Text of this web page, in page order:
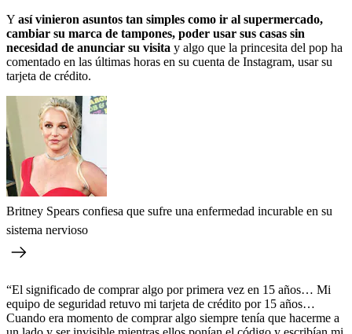
Y así vinieron asuntos tan simples como ir al supermercado,
cambiar su marca de tampones, poder usar sus casas sin
necesidad de anunciar su visita y algo que la princesita del pop ha
comentado en las últimas horas en su cuenta de Instagram, usar su
tarjeta de crédito.
Britney Spears confiesa que sufre una enfermedad incurable en su
sistema nervioso
“El significado de comprar algo por primera vez en 15 años… Mi
equipo de seguridad retuvo mi tarjeta de crédito por 15 años…
Cuando era momento de comprar algo siempre tenía que hacerme a